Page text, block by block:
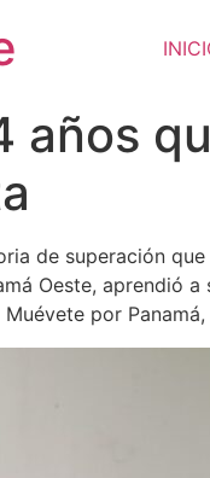
años
de superación
Oeste, aprendió
por Panamá,